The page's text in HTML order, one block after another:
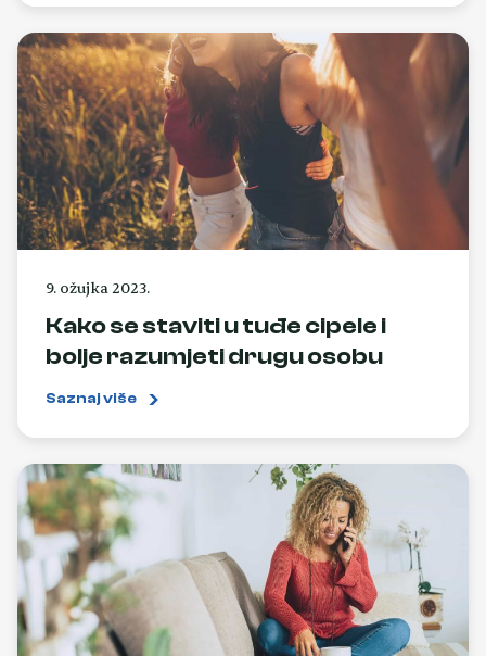
9. ožujka 2023.
Kako se staviti u tuđe cipele i
bolje razumjeti drugu osobu
Saznaj više